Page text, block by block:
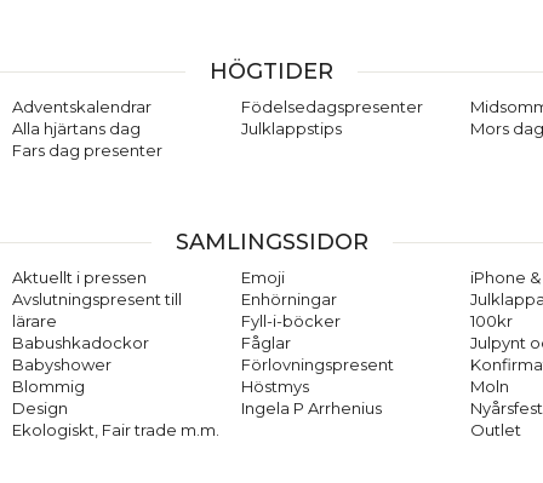
HÖGTIDER
Adventskalendrar
Alla hjärtans dag
Fars dag presenter
Födelsedagspresenter
Julklappstips
Mors
SAMLINGSSIDOR
Aktuellt i pressen
Avslutningspresent till
lärare
Babushkadockor
Babyshower
Blommig
Design
Ekologiskt, Fair trade m.m.
Emoji
Enhörningar
Fyll-i-böcker
Fåglar
Förlovningspresent
Höstmys
Ingela P Arrhenius
iPhone
100kr
Julpynt
Moln
Nyårsfest
Outlet